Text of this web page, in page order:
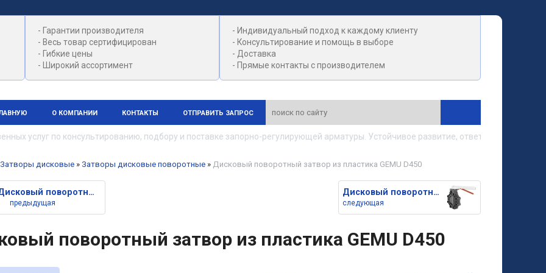
- Гарантии производителя
- Весь товар сертифицирован
- Гибкие цены
- Широкий ассортимент
- Индивидуальный подход к каждому клиенту
- Консультирование и помощь в выборе
- Доставка
- Прямые контакты с производителем
О КОМПАНИИ КОНТАКТЫ ОТПРАВИТЬ ЗАПРОС
по консультированию, подбору и поставке запорно-регулирующей арматуры. Устойчивое развитие, ответственность,
Затворы дисковые » Затворы дисковые поворотные » Дисковый поворотный затвор из пластика GEMU D450
Дисковый поворотный затвор из
предыдущая
Дисковый поворотный затвор из
следующая
поворотный затвор из пластика GEMU D450